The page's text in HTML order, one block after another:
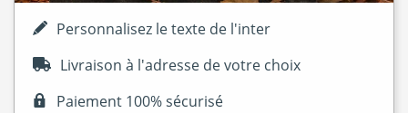
Personnalisez le texte de l'inter
Livraison à l'adresse de votre choix
Paiement 100% sécurisé